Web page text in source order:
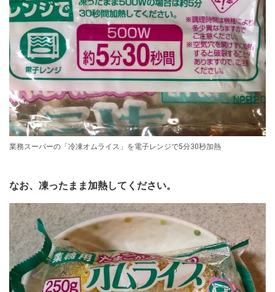
業務スーパーの「冷凍オムライス」を電子レンジで5分30秒加熱
なお、凍ったまま加熱してください。